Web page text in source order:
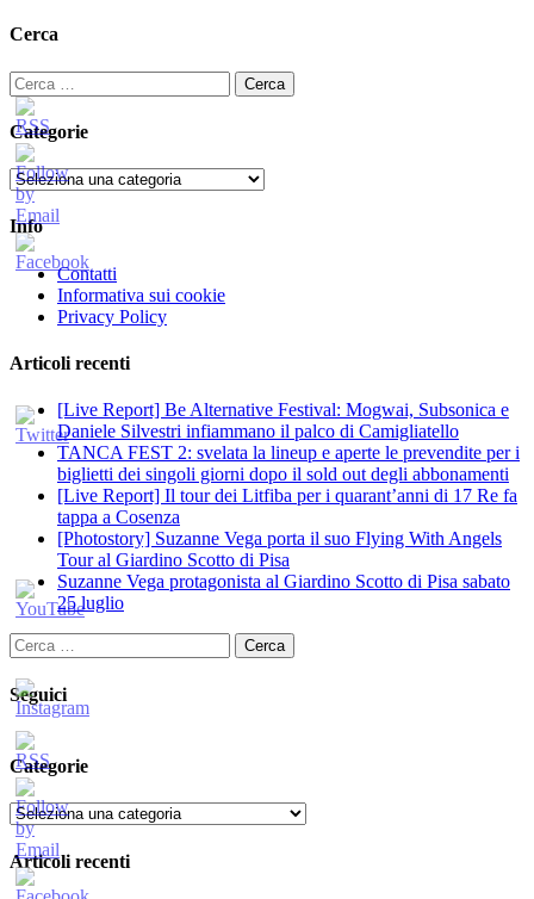
Cerca
Ricerca
per:
Categorie
Categorie
Info
Contatti
Informativa sui cookie
Privacy Policy
Articoli recenti
[Live Report] Be Alternative Festival: Mogwai, Subsonica e
Daniele Silvestri infiammano il palco di Camigliatello
TANCA FEST 2: svelata la lineup e aperte le prevendite per i
biglietti dei singoli giorni dopo il sold out degli abbonamenti
[Live Report] Il tour dei Litfiba per i quarant’anni di 17 Re fa
tappa a Cosenza
[Photostory] Suzanne Vega porta il suo Flying With Angels
Tour al Giardino Scotto di Pisa
Suzanne Vega protagonista al Giardino Scotto di Pisa sabato
25 luglio
Ricerca
per:
Seguici
Categorie
Categorie
Articoli recenti